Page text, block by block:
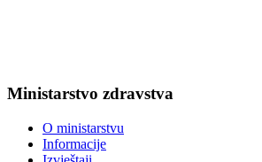
Ministarstvo zdravstva
O ministarstvu
Informacije